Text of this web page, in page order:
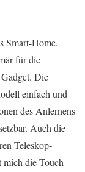
Smart-Home.
für die
Die
einfach und
des Anlernens
Auch die
Teleskop-
mich die Touch